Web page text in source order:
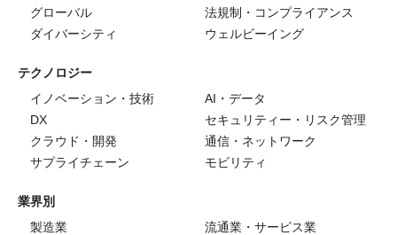
グローバル
法規制・コンプライアンス
ダイバーシティ
ウェルビーイング
テクノロジー
イノベーション・技術
AI・データ
DX
セキュリティー・リスク管理
クラウド・開発
通信・ネットワーク
サプライチェーン
モビリティ
業界別
製造業
流通業・サービス業